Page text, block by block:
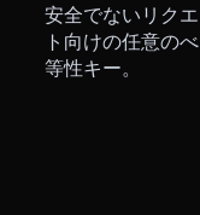
安全でないリク
ト向けの任意の
等性キー。